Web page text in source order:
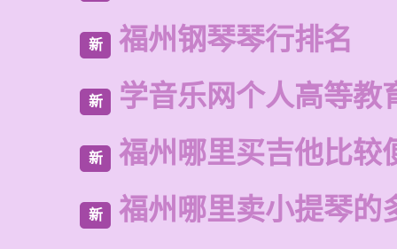
新 福州钢琴琴行排名
新 学音乐网个人高等教
新 福州哪里买吉他比较
新 福州哪里卖小提琴的